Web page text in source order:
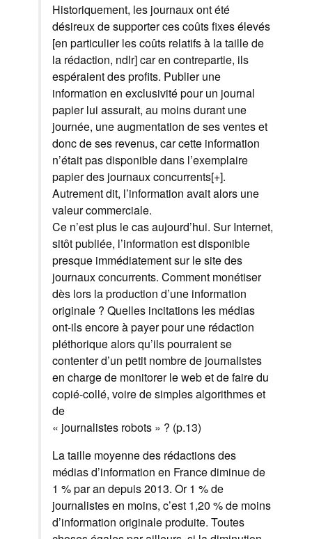
Historiquement, les journaux ont été
désireux de supporter ces coûts fixes élevés
[en particulier les coûts relatifs à la taille de
la rédaction, ndlr] car en contrepartie, ils
espéraient des profits. Publier une
information en exclusivité pour un journal
papier lui assurait, au moins durant une
journée, une augmentation de ses ventes et
donc de ses revenus, car cette information
n’était pas disponible dans l’exemplaire
papier des journaux concurrents[+].
Autrement dit, l’information avait alors une
valeur commerciale.
Ce n’est plus le cas aujourd’hui. Sur Internet,
sitôt publiée, l’information est disponible
presque immédiatement sur le site des
journaux concurrents. Comment monétiser
dès lors la production d’une information
originale ? Quelles incitations les médias
ont-ils encore à payer pour une rédaction
pléthorique alors qu’ils pourraient se
contenter d’un petit nombre de journalistes
en charge de monitorer le web et de faire du
copié-collé, voire de simples algorithmes et
de
« journalistes robots » ? (p.13)
La taille moyenne des rédactions des
médias d’information en France diminue de
1 % par an depuis 2013. Or 1 % de
journalistes en moins, c’est 1,20 % de moins
d’information originale produite. Toutes